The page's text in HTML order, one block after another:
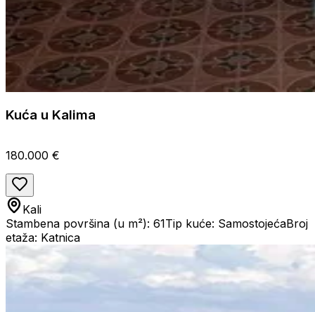
Kuća u Kalima
180.000 €
Kali
Stambena površina (u m²): 61Tip kuće: SamostojećaBroj
etaža: Katnica